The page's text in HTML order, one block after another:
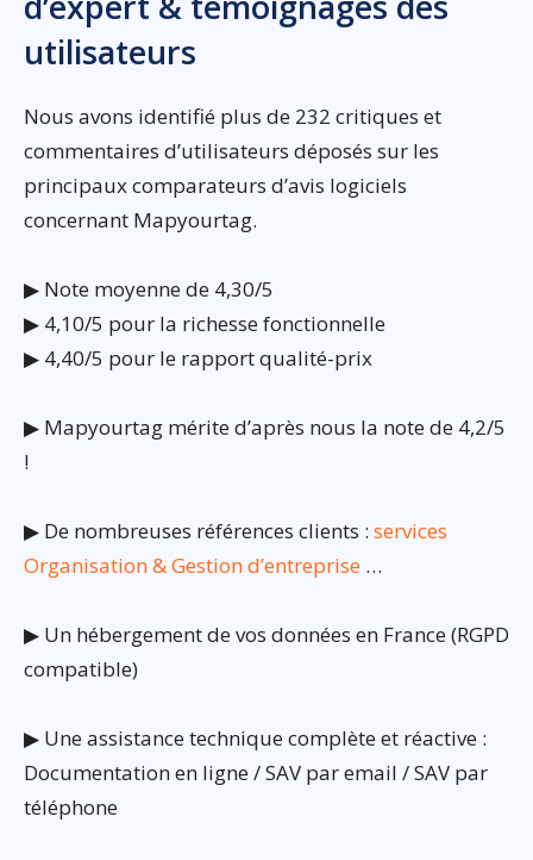
utilisateurs
Nous avons identifié plus de 232 critiques et
commentaires d’utilisateurs déposés sur les
principaux comparateurs d’avis logiciels
concernant Mapyourtag.
▶ Note moyenne de 4,30/5
▶ 4,10/5 pour la richesse fonctionnelle
▶ 4,40/5 pour le rapport qualité-prix
▶ Mapyourtag mérite d’après nous la note de 4,2/5
!
▶ De nombreuses références clients : services
Organisation & Gestion d’entreprise …
▶ Un hébergement de vos données en France (RGPD
compatible)
▶ Une assistance technique complète et réactive :
Documentation en ligne / SAV par email / SAV par
téléphone